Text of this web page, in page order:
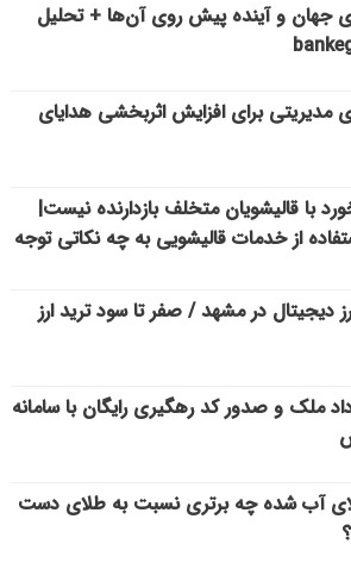
جهان و آینده پیش روی آن‌ها + تحلیل
مدیریتی برای افزایش اثربخشی هدایای
با قالیشویان متخلف بازدارنده نیست|
از خدمات قالیشویی به چه نکاتی توجه
دیجیتال در مشهد / صفر تا سود ترید ارز
ملک و صدور کد رهگیری رایگان با سامانه
آب شده چه برتری نسبت به طلای دست